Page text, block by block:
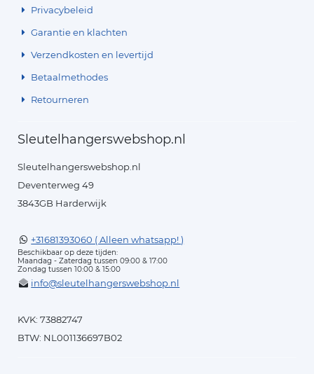
Privacybeleid
Garantie en klachten
Verzendkosten en levertijd
Betaalmethodes
Retourneren
Sleutelhangerswebshop.nl
Sleutelhangerswebshop.nl
Deventerweg 49
3843GB Harderwijk
+31681393060 ( Alleen whatsapp! )
Beschikbaar op deze tijden:
Maandag - Zaterdag tussen 09:00 & 17:00
Zondag tussen 10:00 & 15:00
info@sleutelhangerswebshop.nl
KVK: 73882747
BTW: NL001136697B02